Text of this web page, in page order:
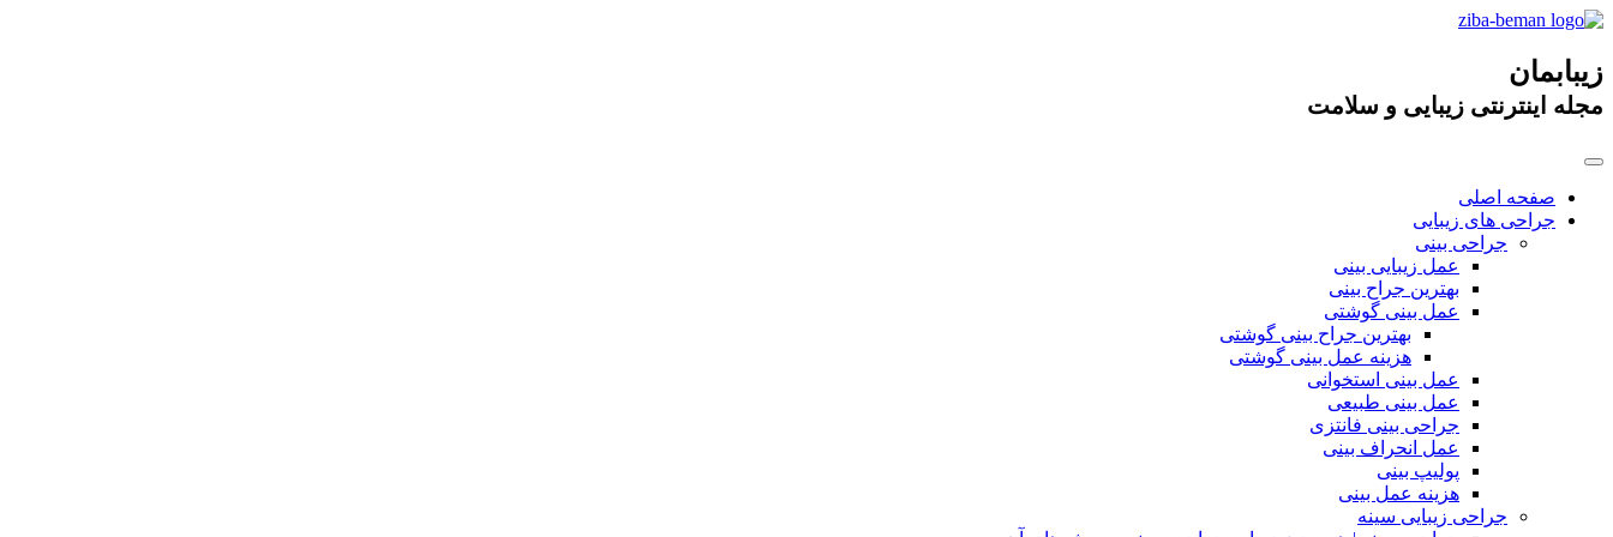
زیبابمان
مجله اینترنتی زیبایی و سلامت
صفحه اصلی
جراحی های زیبایی
جراحی بینی
عمل زیبایی بینی
بهترین جراح بینی
عمل بینی گوشتی
بهترین جراح بینی گوشتی
هزینه عمل بینی گوشتی
عمل بینی استخوانی
عمل بینی طبیعی
جراحی بینی فانتزی
عمل انحراف بینی
پولیپ بینی
هزینه عمل بینی
جراحی زیبایی سینه